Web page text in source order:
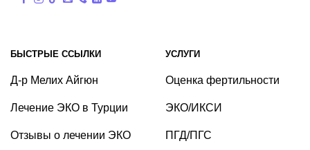
БЫСТРЫЕ ССЫЛКИ
Д-р Мелих Айгюн
Лечение ЭКО в Турции
Отзывы о лечении ЭКО
УСЛУГИ
Оценка фертильности
ЭКО/ИКСИ
ПГД/ПГС